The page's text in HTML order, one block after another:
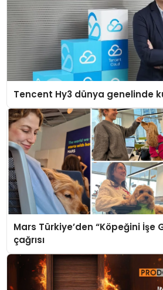
Tencent Hy3 dünya genelinde
Mars Türkiye’den “Köpeğini İşe
çağrısı